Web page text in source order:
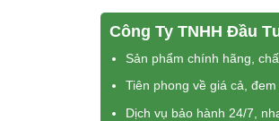
Công Ty TNHH Đầu
Sản phẩm chính hãng,
Tiên phong về giá cả,
Dịch vụ bảo hành 24/7,